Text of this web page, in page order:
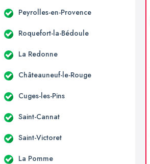
Peyrolles-en-Provence
Roquefort-la-Bédoule
La Redonne
Châteauneuf-le-Rouge
Cuges-les-Pins
Saint-Cannat
Saint-Victoret
La Pomme